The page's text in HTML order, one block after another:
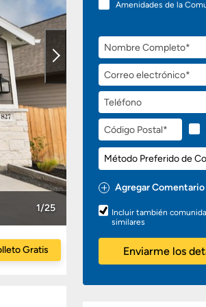
Amenidades de la
Nombre
Completo
Correo
electrónico
Teléfono
Código
Postal
Método
Preferido
de
Contacto
Agregar Comentario
Preguntas
o
Comentarios
Incluir también
similares
Enviarme los
1/25
Gratis